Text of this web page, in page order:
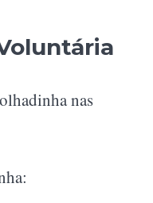
nas